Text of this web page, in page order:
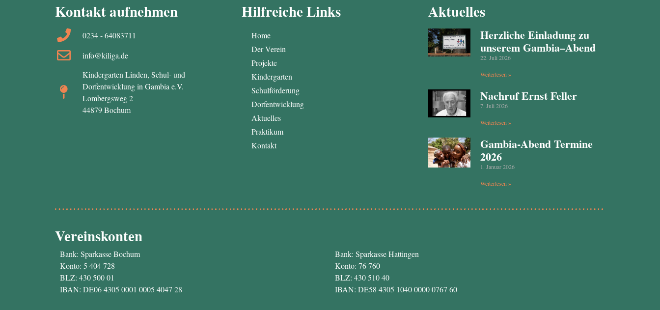
Kontakt aufnehmen
0234 - 64083711
info@kiliga.de
Kindergarten Linden, Schul- und
Dorfentwicklung in Gambia e.V.
Lombergsweg 2
44879 Bochum
Hilfreiche Links
Home
Der Verein
Projekte
Kindergarten
Schulförderung
Dorfentwicklung
Aktuelles
Praktikum
Kontakt
Aktuelles
Herzliche Einladung zu
unserem Gambia–Abend
22. Juli 2026
Weiterlesen »
Nachruf Ernst Feller
7. Juli 2026
Weiterlesen »
Gambia-Abend Termine
2026
1. Januar 2026
Weiterlesen »
Vereinskonten
Bank: Sparkasse Bochum
Konto: 5 404 728
BLZ: 430 500 01
IBAN: DE06 4305 0001 0005 4047 28
Bank: Sparkasse Hattingen
Konto: 76 760
BLZ: 430 510 40
IBAN: DE58 4305 1040 0000 0767 60